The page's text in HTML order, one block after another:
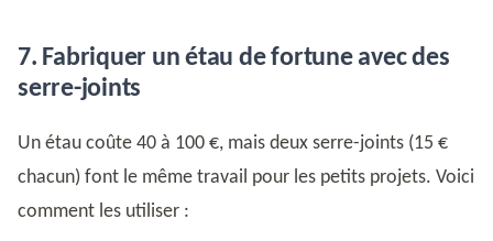
7. Fabriquer un étau de fortune avec des
serre-joints
Un étau coûte 40 à 100 €, mais deux serre-joints (15 €
chacun) font le même travail pour les petits projets. Voici
comment les utiliser :